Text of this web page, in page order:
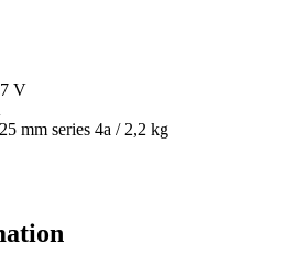
V
mm series 4a / 2,2 kg